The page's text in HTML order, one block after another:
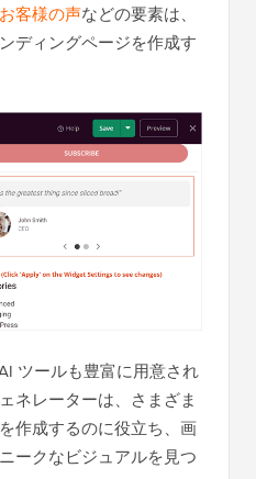
客様の声などの要素は、
ディングページを作成す
ツールも豊富に用意され
ネレーターは、さまざま
作成するのに役立ち、画
ークなビジュアルを見つ